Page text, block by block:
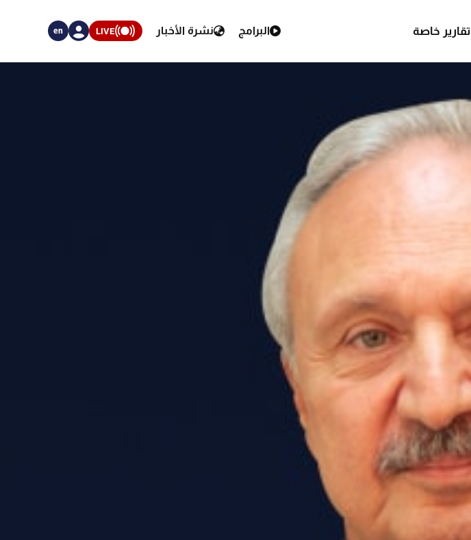
تقارير خاصة البرامج نشرة الأخبار LIVE
en